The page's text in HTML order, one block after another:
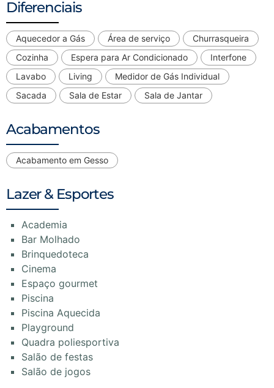
Diferenciais
Aquecedor a Gás Área de serviço
Churrasqueira
Cozinha
Espera para Ar Condicionado
Interfone
Lavabo
Living
Medidor de Gás Individual
Sacada
Sala de Estar Sala de Jantar
Acabamentos
Acabamento em Gesso
Lazer & Esportes
Academia
Bar Molhado
Brinquedoteca
Cinema
Espaço gourmet
Piscina
Piscina Aquecida
Playground
Quadra poliesportiva
Salão de festas
Salão de jogos